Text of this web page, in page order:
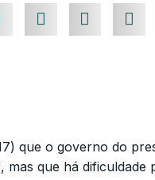
que o governo do
que há dificuldade